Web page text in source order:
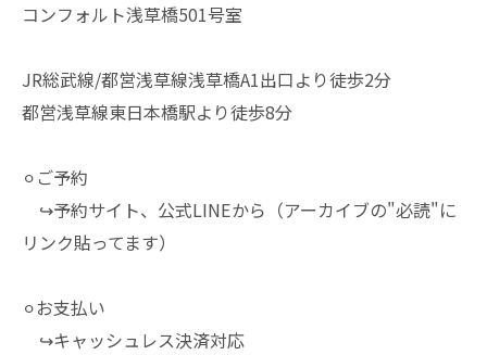
コンフォルト浅草橋501号室
JR総武線/都営浅草線浅草橋A1出口より徒歩2分
都営浅草線東日本橋駅より徒歩8分
⚪︎ご予約
↪︎予約サイト、公式LINEから（アーカイブの"必読"に
リンク貼ってます）
⚪︎お支払い
↪︎キャッシュレス決済対応